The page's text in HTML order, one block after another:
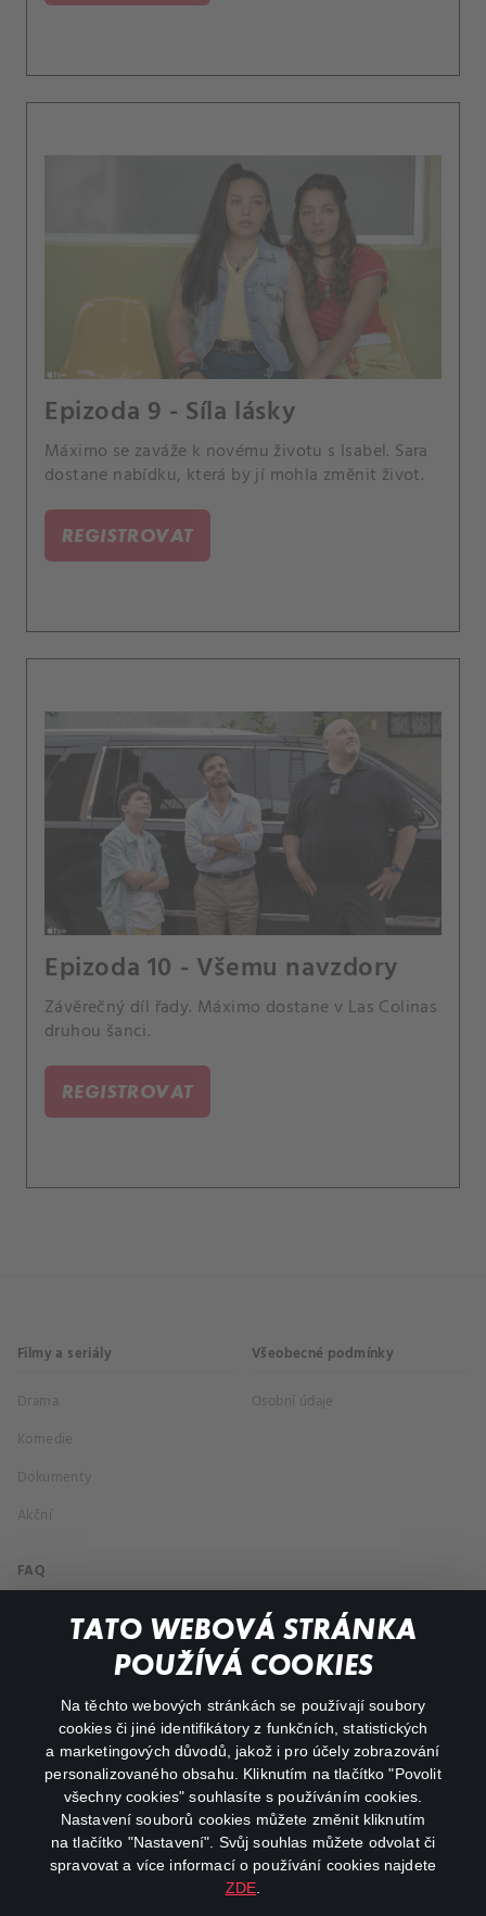
TATO WEBOVÁ STRÁNKA
POUŽÍVÁ COOKIES
Na těchto webových stránkách se používají soubory
cookies či jiné identifikátory z funkčních, statistických
a marketingových důvodů, jakož i pro účely zobrazování
personalizovaného obsahu. Kliknutím na tlačítko "Povolit
všechny cookies" souhlasíte s používáním cookies.
Nastavení souborů cookies můžete změnit kliknutím
na tlačítko "Nastavení". Svůj souhlas můžete odvolat či
spravovat a více informací o používání cookies najdete
ZDE
Epizoda 9 - Síla lásky
Máximo se zaváže k novému životu s Isabel. Sara
dostane nabídku, která by jí mohla změnit život.
REGISTROVAT
Epizoda 10 - Všemu navzdory
Závěrečný díl řady. Máximo dostane v Las Colinas
druhou šanci.
REGISTROVAT
Filmy a seriály
Drama
Komedie
Dokumenty
Akční
Všeobecné podmínky
Osobní údaje
FAQ
Můj účet
Důležité odkazy
facebookinstagram
youtube